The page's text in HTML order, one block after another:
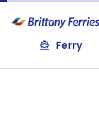
Ferry